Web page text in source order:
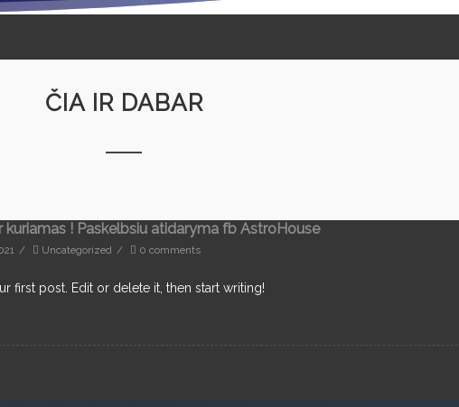
ČIA IR DABAR
! Paskelbsiu atidaryma fb AstroHouse
/ Uncategorized / 0 comments
first post. Edit or delete it, then start writing!